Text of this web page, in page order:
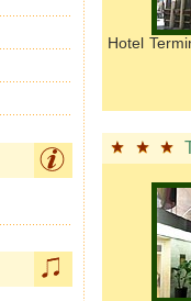
Hotel